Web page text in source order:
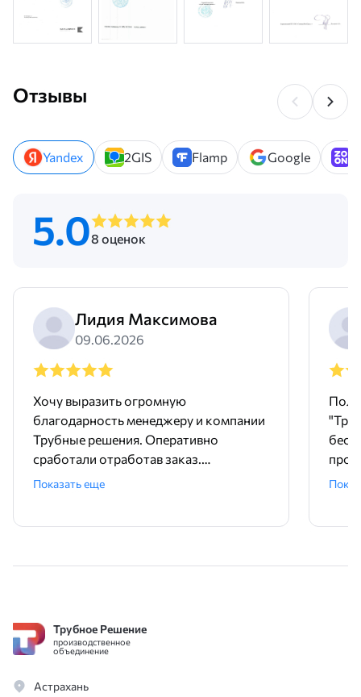
Отзывы
Yandex 2GIS Flamp Google
5.08 оценок
Лидия Максимова
09.06.2026
Хочу выразить огромную
благодарность менеджеру и компании
Трубные решения. Оперативно
сработали отработав заказ.
Доставили точно в срок и без
Показать еще
Трубное Решение
производственное
объединение
Астрахань